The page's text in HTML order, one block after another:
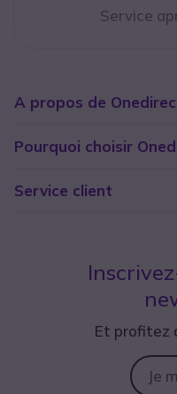
Service
A propos de
Pourquoi choisir
Service client
Et profitez
Je